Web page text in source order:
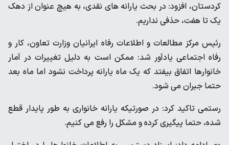
کردستان، افزود: در بحث یارانه های نقدی، به هیچ عنوان از دهک
یک تا هفت، حذفی نداریم.
رئیس مرکز مطالعات و اطلاعات رفاه ایرانیان وزارت تعاون، کار و
رفاه اجتماعی یادآور شد: ممکن است به دلیل تغییرات در آمار
خانوارها اتفاق بیفتد که یک ماه یارانه پرداخت نشود اما ماه بعد
حتما جبران می شود.
رستمی تاکید کرد: در صورتیکه یارانه خانواری به طور پایدار قطع
شده، حتما پیگیری کرده و مشکل را رفع می کنیم.